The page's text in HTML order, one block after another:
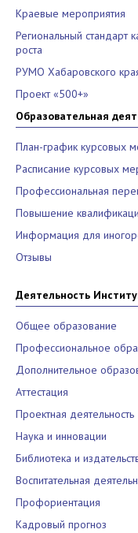
Краевые мероприятия
Региональный
роста
РУМО Хабаровского
Проект «500+»
Образовательная
План-график курсовых
Расписание курсовых
Профессиональная
Повышение
Информация для
Отзывы
Деятельность
Общее образование
Профессиональное
Дополнительное
Аттестация
Проектная деятельность
Наука и инновации
Библиотека и
Воспитательная
Профориентация
Кадровый прогноз